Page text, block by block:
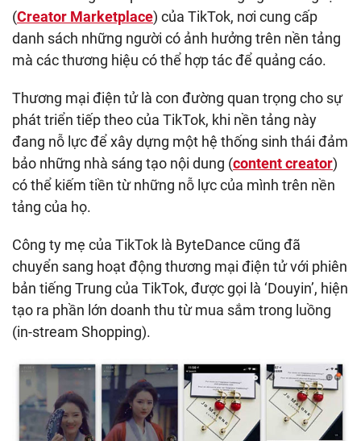
(Creator Marketplace) của TikTok, nơi cung cấp
danh sách những người có ảnh hưởng trên nền tảng
mà các thương hiệu có thể hợp tác để quảng cáo.
Thương mại điện tử là con đường quan trọng cho sự
phát triển tiếp theo của TikTok, khi nền tảng này
đang nỗ lực để xây dựng một hệ thống sinh thái đảm
bảo những nhà sáng tạo nội dung (content creator)
có thể kiếm tiền từ những nỗ lực của mình trên nền
tảng của họ.
Công ty mẹ của TikTok là ByteDance cũng đã
chuyển sang hoạt động thương mại điện tử với phiên
bản tiếng Trung của TikTok, được gọi là ‘Douyin’, hiện
tạo ra phần lớn doanh thu từ mua sắm trong luồng
(in-stream Shopping).